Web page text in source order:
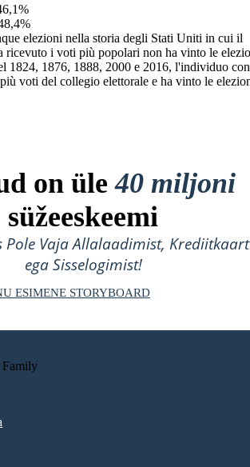
elezioni nella storia degli Stati Uniti in cui il
ricevuto i voti più popolari non ha vinto le
1824, 1876, 1888, 2000 e 2016, l'individuo
voti del collegio elettorale e ha vinto le
on üle40 miljoni
süžeeskeemi
Pole Vaja Allalaadimist,
ega Sisselogimist!
ESIMENE STORYBOARD